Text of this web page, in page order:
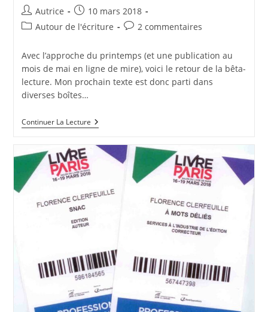
Auteur/autrice
de
Autrice
Publication
publiée :
10 mars 2018
PostAutour de l'écriture
Commentaires
la
publication :
2 commentaires
Avec l’approche du printemps (et une publication au
mois de mai en ligne de mire), voici le retour de la bêta-
lecture. Mon prochain texte est donc parti dans
diverses boîtes…
Continuer La LectureDes
Vacances
Eaux
Troubles